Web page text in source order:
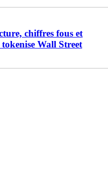
chiffres fous et
Wall Street